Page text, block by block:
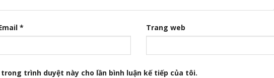
* Trang web
trình duyệt này cho lần bình luận kế tiếp của tôi.